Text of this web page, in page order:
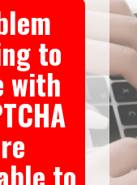
to
with
to